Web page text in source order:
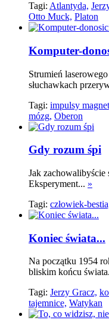
Tagi: Atlantyda,
Otto Muck, Platon
Komputer-
Strumień
słuchawkach
Tagi: impulsy
mózg, Oberon
Gdy rozum śpi
Jak zachowalibyście
Eksperyment... »
Tagi: człowiek-
Koniec świata...
Na początku 1954
bliskim końcu
Tagi: Jerzy Gracz,
tajemnice, Watykan